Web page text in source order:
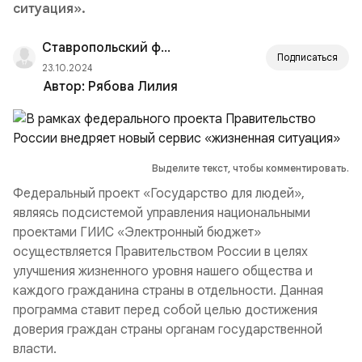
ситуация».
Ставропольский филиал РАНХиГС
23.10.2024
Подписаться
Автор: Рябова Лилия
Выделите текст, чтобы комментировать.
Федеральный проект «Государство для людей»,
являясь подсистемой управления национальными
проектами ГИИС «Электронный бюджет»
осуществляется Правительством России в целях
улучшения жизненного уровня нашего общества и
каждого гражданина страны в отдельности. Данная
программа ставит перед собой целью достижения
доверия граждан страны органам государственной
власти.